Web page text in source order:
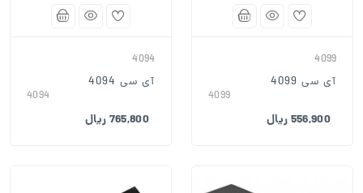
4099
آی سی 4099
4099
556,900 ریال
4094
آی سی 4094
4094
765,800 ریال